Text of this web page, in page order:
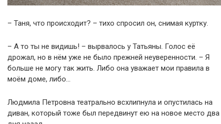
– Таня, что происходит? – тихо спросил он, снимая куртку.
– А то ты не видишь! – вырвалось у Татьяны. Голос её
дрожал, но в нём уже не было прежней неуверенности. – Я
больше не могу так жить. Либо она уважает мои правила в
моём доме, либо…
Людмила Петровна театрально всхлипнула и опустилась на
диван, который тоже был передвинут ею на новое место два